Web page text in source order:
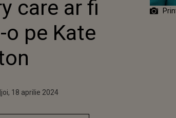
care ar fi
pe Kate
Publicat:
marți, 18 aprilie 2023
Actualizat:
joi, 18 aprilie 2024